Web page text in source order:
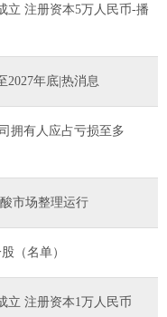
立 注册资本5万人民币-播
2027年底|热消息
拥有人应占亏损至多
市场整理运行
（名单）
立 注册资本1万人民币